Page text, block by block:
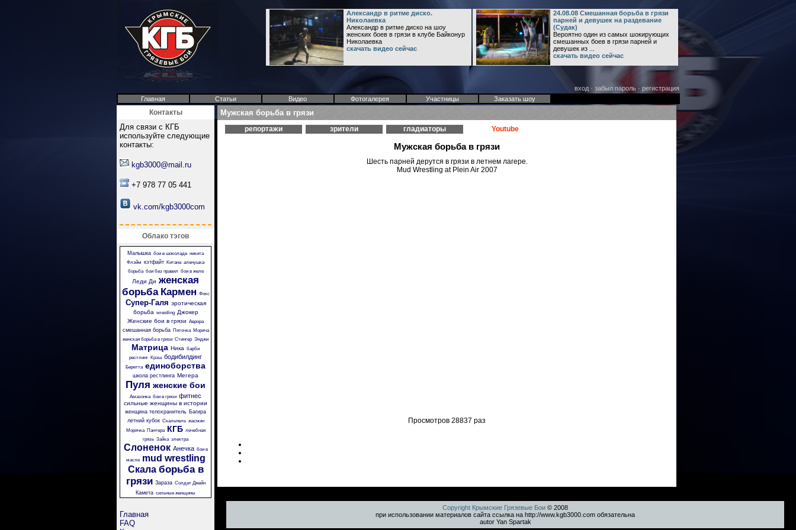
Александр в ритме диско.
Николаевка
Александр в ритме диско на шоу
женских боев в грязи в клубе Байконур
Николаевка
скачать видео сейчас
24.08.08 Смешанная борьба в грязи
парней и девушек на раздевание
(Судак)
Вероятно один из самых шокирующих
смешанных боев в грязи парней и
девушек из ...
скачать видео сейчас
вход· забыл пароль· регистрация
Главная
Статьи Видео Фотогалерея Участницы Заказать шоу
Контакты
Для связи с КГБ
используйте следующие
контакты:
kgb3000@mail.ru
+7 978 77 05 441
vk.com/kgb3000com
Облако тэгов
Малышка бои в шоколаде никита
Флэйм кэтфайт Китана аленушка
борьба бои без правил бои в желе
Леди Ди женская
борьба Кармен Фокс
Супер-Галя эротическая
борьба wrestling
Джокер
Женские бои в грязи Аврора
смешанная борьба Пяточка
Моряча
женская борьба в грязи Стингер Энджи
Матрица Ника барби
рестлинг Крэш бодибилдинг
Беретта единоборства
школа рестлинга Мегера
Пуля женские бои
Амазонка бои в грязи фитнес
сильные женщины в истории
женщина телохранитель Багира
летний кубок Скальпель жасмин
Морячка
Пантера КГБ лечебная
грязь Зайка электра
Слоненок Анечка бои в
масле
mud wrestling
Скала борьба в
грязи Зараза Солдат Джейн
Камета сильные женщины
Главная
FAQ
Мужская борьба в грязи
репортажи зрители гладиаторы Youtube
Мужская борьба в грязи
Шесть парней дерутся в грязи в летнем лагере.
Mud Wrestling at Plein Air 2007
Просмотров 28837 раз
Copyright Крымские Грязевые Бои © 2008
при использовании материалов сайта ссылка на http://www.kgb3000.com обязательна
autor Yan Spartak